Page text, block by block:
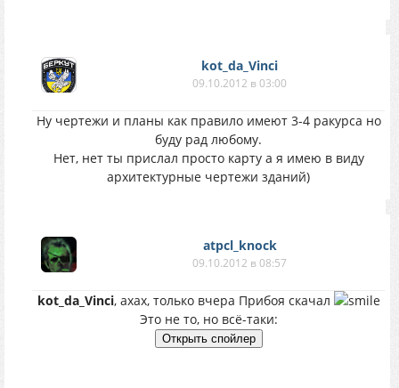
kot_da_Vinci
09.10.2012 в 03:00
Ну чертежи и планы как правило имеют 3-4 ракурса но
буду рад любому.
Нет, нет ты прислал просто карту а я имею в виду
архитектурные чертежи зданий)
atpcl_knock
09.10.2012 в 08:57
kot_da_Vinci, ахах, только вчера Прибоя скачал
Это не то, но всё-таки: